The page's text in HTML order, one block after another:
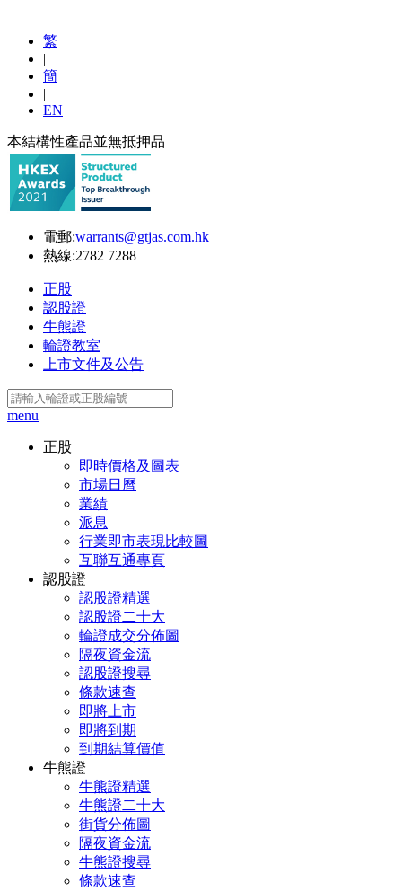
繁
|
簡
|
EN
本結構性產品並無抵押品
電郵:warrants@gtjas.com.hk
熱線:2782 7288
正股
認股證
牛熊證
輪證教室
上市文件及公告
menu
正股
即時價格及圖表
市場日曆
業績
派息
行業即市表現比較圖
互聯互通專頁
認股證
認股證精選
認股證二十大
輪證成交分佈圖
隔夜資金流
認股證搜尋
條款速查
即將上市
即將到期
到期結算價值
牛熊證
牛熊證精選
牛熊證二十大
街貨分佈圖
隔夜資金流
牛熊證搜尋
條款速查